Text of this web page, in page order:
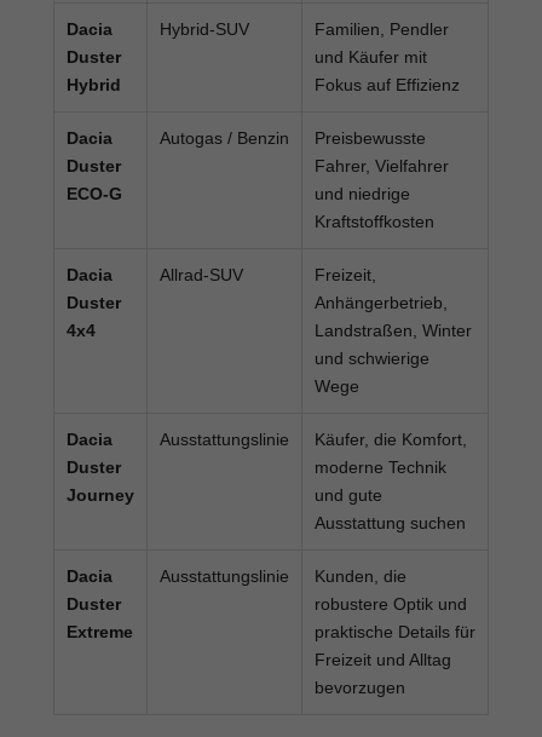
Dacia
Duster
Hybrid
Hybrid-SUV
Familien, Pendler
und Käufer mit
Fokus auf Effizienz
Dacia
Duster
ECO-G
Autogas / Benzin
Preisbewusste
Fahrer, Vielfahrer
und niedrige
Kraftstoffkosten
Dacia
Duster
4x4
Allrad-SUV
Freizeit,
Anhängerbetrieb,
Landstraßen, Winter
und schwierige
Wege
Dacia
Duster
Journey
Ausstattungslinie
Käufer, die Komfort,
moderne Technik
und gute
Ausstattung suchen
Dacia
Duster
Extreme
Ausstattungslinie
Kunden, die
robustere Optik und
praktische Details für
Freizeit und Alltag
bevorzugen